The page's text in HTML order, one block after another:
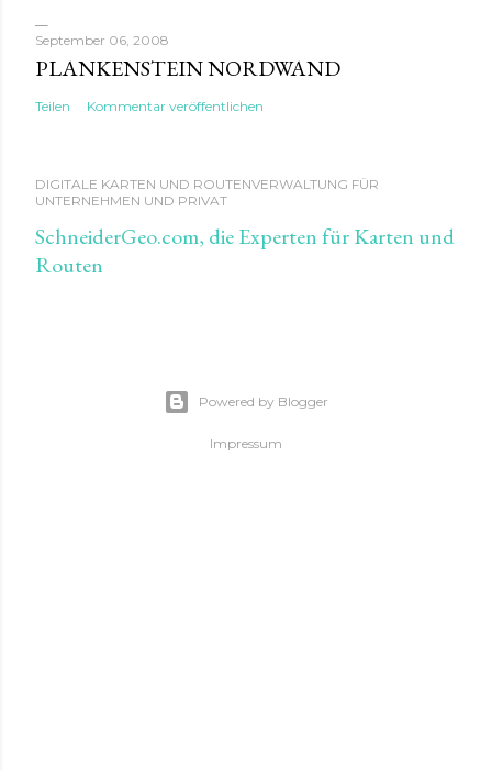
September 06, 2008
PLANKENSTEIN NORDWAND
Teilen Kommentar veröffentlichen
DIGITALE KARTEN UND ROUTENVERWALTUNG FÜR
UNTERNEHMEN UND PRIVAT
SchneiderGeo.com, die Experten für Karten und
Routen
Powered by Blogger
Impressum